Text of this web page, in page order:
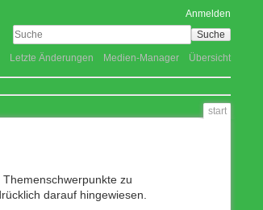
Anmelden
Suche
Letzte Änderungen Medien-Manager Übersicht
start
zu
darauf hingewiesen.